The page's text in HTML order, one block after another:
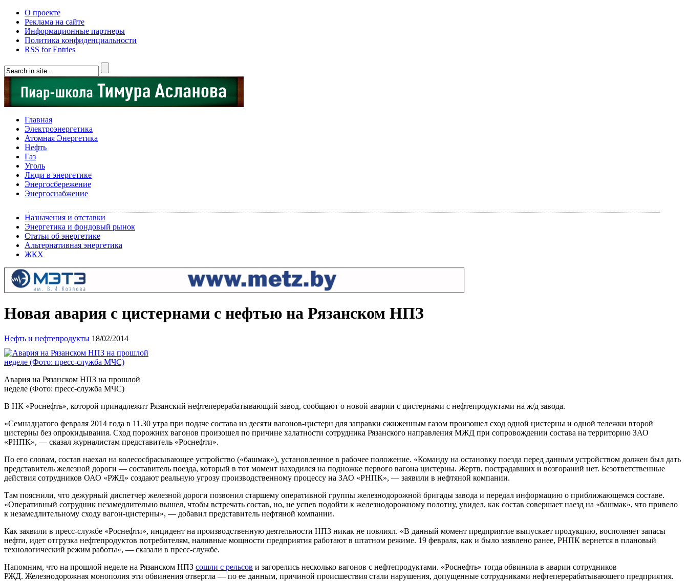
О проекте
Реклама на сайте
Информационные партнеры
Политика конфиденциальности
RSS for Entries
Главная
Электроэнергетика
Атомная Энергетика
Нефть
Газ
Уголь
Люди в энергетике
Энергосбережение
Энергоснабжение
Назначения и отставки
Энергетика и фондовый рынок
Статьи об энергетике
Альтернативная энергетика
ЖКХ
Новая авария с цистернами с нефтью на Рязанском НПЗ
Нефть и нефтепродукты 18/02/2014
Авария на Рязанском НПЗ на прошлой
неделе (Фото: пресс-служба МЧС)
В НК «Роснефть», которой принадлежит Рязанский нефтеперерабатывающий завод, сообщают о новой аварии с цистернами с нефтепродуктами на ж/д завода.
«Семнадцатого февраля 2014 года в 11.30 утра при подаче состава из десяти вагонов-цистерн для заправки сжиженным газом произошел сход одной цистерны и одной тележки второй
цистерны без опрокидывания. Сход порожних вагонов произошел по причине халатности сотрудника Рязанского направления МЖД при сопровождении состава на территорию ЗАО
«РНПК», — сказал журналистам представитель «Роснефти».
По его словам, состав наехал на колесосбрасывающее устройство («башмак»), установленное в рабочее положение. «Команду на остановку поезда перед данным устройством должен был дать
представитель железной дороги — составитель поезда, который в тот момент находился на подножке первого вагона цистерны. Жертв, пострадавших и возгораний нет. Безответственные
действия сотрудников ОАО «РЖД» создают реальную угрозу производственному процессу на ЗАО «РНПК», — заявили в нефтяной компании.
Там пояснили, что дежурный диспетчер железной дороги позвонил старшему оперативной группы железнодорожной бригады завода и передал информацию о приближающемся составе.
«Оперативный сотрудник незамедлительно вышел, чтобы встречать состав, но, не успев подойти к железнодорожному полотну, увидел, как состав совершает наезд на «башмак», что привело
к незамедлительному сходу вагон-цистерны», — добавил представитель нефтяной компании.
Как заявили в пресс-службе «Роснефти», инцидент на производственную деятельности НПЗ никак не повлиял. «В данный момент предприятие выпускает продукцию, восполняет запасы
нефти, идет отгрузка нефтепродуктов потребителям, наливные мощности предприятия работают в штатном режиме. 19 февраля, как и было заявлено ранее, РНПК вернется в плановый
технологический режим работы», — сказали в пресс-службе.
Напомним, что на прошлой неделе на Рязанском НПЗ сошли с рельсов и загорелись несколько вагонов с нефтепродуктами. «Роснефть» тогда обвинила в аварии сотрудников
РЖД. Железнодорожная монополия эти обвинения отвергла — по ее данным, причиной происшествия стали нарушения, допущенные сотрудниками нефтеперерабатывающего предприятия.